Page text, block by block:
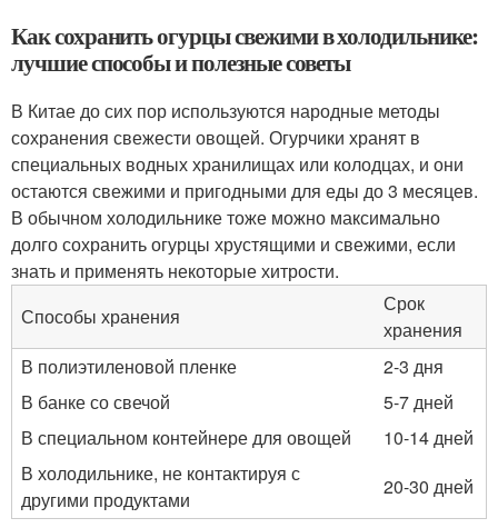
Как сохранить огурцы свежими в холодильнике:
лучшие способы и полезные советы
В Китае до сих пор используются народные методы
сохранения свежести овощей. Огурчики хранят в
специальных водных хранилищах или колодцах, и они
остаются свежими и пригодными для еды до 3 месяцев.
В обычном холодильнике тоже можно максимально
долго сохранить огурцы хрустящими и свежими, если
знать и применять некоторые хитрости.
Способы хранения
Срок
хранения
В полиэтиленовой пленке
2-3 дня
В банке со свечой
5-7 дней
В специальном контейнере для овощей
10-14 дней
В холодильнике, не контактируя с
другими продуктами
20-30 дней